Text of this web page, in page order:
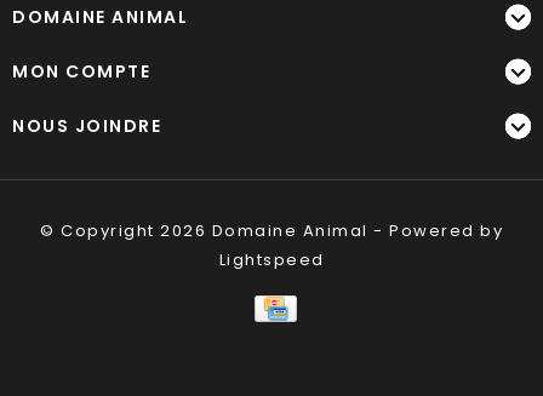
DOMAINE ANIMAL
MON COMPTE
NOUS JOINDRE
© Copyright 2026 Domaine Animal - Powered by
Lightspeed